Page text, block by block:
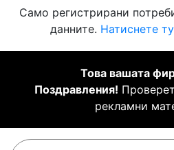
Само регистрирани
данните. Натиснете
Това вашата
Поздравления!
рекламни